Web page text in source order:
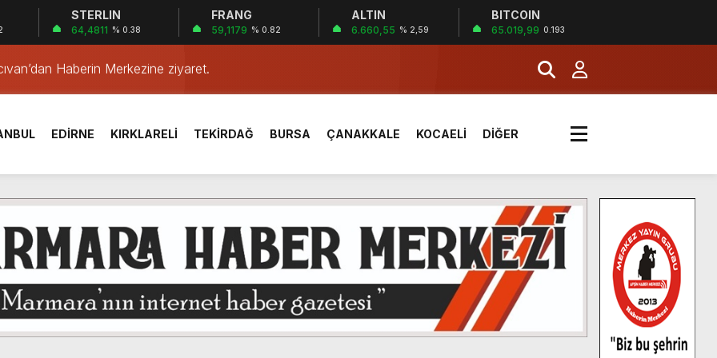
STERLIN
64,4811 % 0.38
FRANG
59,1179 % 0.82
ALTIN
6.660,55 % 2,59
BITCOIN
65.019,99 0.193
Haberin Merkezine ziyaret.
EĞİTİM?
DEĞİLLER…!
Hatıraları Kitap ve Belgeselle Geleceğe Taşınıyor.
ROLÜ…!
VE FELEK MESELESİ…!
üyeleri UNESCO Lansmanı için İstanbul’daydı!
Haberin Merkezine ziyaret.
EDİRNE KIRKLARELİ TEKİRDAĞ BURSA ÇANAKKALE KOCAELİ DİĞER